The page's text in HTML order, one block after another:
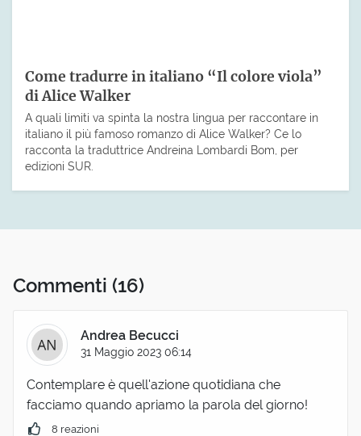
Come tradurre in italiano “Il colore viola”
di Alice Walker
A quali limiti va spinta la nostra lingua per raccontare in
italiano il più famoso romanzo di Alice Walker? Ce lo
racconta la traduttrice Andreina Lombardi Bom, per
edizioni SUR.
Commenti (16)
Andrea Becucci
31 Maggio 2023 06:14
Contemplare è quell'azione quotidiana che
facciamo quando apriamo la parola del giorno!
8 reazioni